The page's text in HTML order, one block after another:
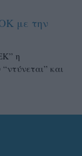
με την
η
και